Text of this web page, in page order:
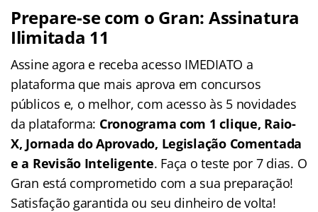
Prepare-se com o Gran: Assinatura
Ilimitada 11
Assine agora e receba acesso IMEDIATO a
plataforma que mais aprova em concursos
públicos e, o melhor, com acesso às 5 novidades
da plataforma: Cronograma com 1 clique, Raio-
X, Jornada do Aprovado, Legislação Comentada
e a Revisão Inteligente. Faça o teste por 7 dias. O
Gran está comprometido com a sua preparação!
Satisfação garantida ou seu dinheiro de volta!